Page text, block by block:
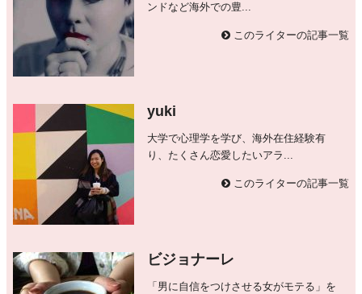
ンドなど海外での豊...
このライターの記事一覧
yuki
大学で心理学を学び、海外在住経験有
り、たくさん恋愛したいアラ...
このライターの記事一覧
ビジョナーレ
「男に自信をつけさせる女がモテる」を